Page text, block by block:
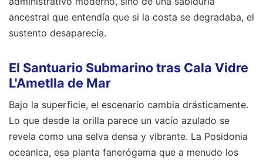
ancestral que entendía que si la costa se degradaba, el
sustento desaparecía.
El Santuario Submarino tras Cala Vidre
L'Ametlla de Mar
Bajo la superficie, el escenario cambia drásticamente.
Lo que desde la orilla parece un vacío azulado se
revela como una selva densa y vibrante. La Posidonia
oceanica, esa planta fanerógama que a menudo los